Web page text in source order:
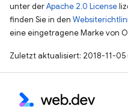
unter derApache 2.0 License
finden Sie in den
eine eingetragene Marke von
Zuletzt aktualisiert: 2018-11-05